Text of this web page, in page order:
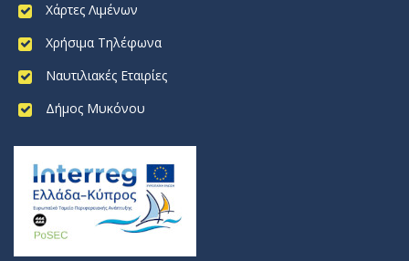
Χάρτες Λιμένων
Χρήσιμα Τηλέφωνα
Ναυτιλιακές Εταιρίες
Δήμος Μυκόνου